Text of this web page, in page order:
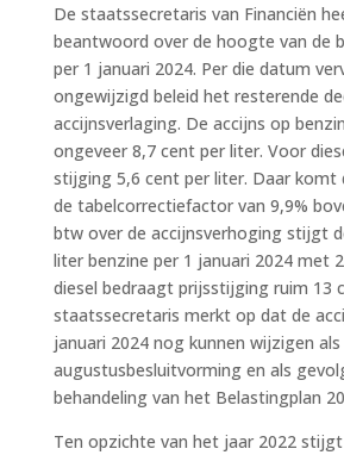
De staatssecretaris van Financiën
beantwoord over de hoogte van de
per 1 januari 2024. Per die datum
ongewijzigd beleid het resterende
accijnsverlaging. De accijns op
ongeveer 8,7 cent per liter. Voor
stijging 5,6 cent per liter. Daar komt
de tabelcorrectiefactor van 9,9%
btw over de accijnsverhoging stijgt
liter benzine per 1 januari 2024 met
diesel bedraagt prijsstijging ruim 13
staatssecretaris merkt op dat de
januari 2024 nog kunnen wijzigen
augustusbesluitvorming en als
behandeling van het Belastingplan
Ten opzichte van het jaar 2022